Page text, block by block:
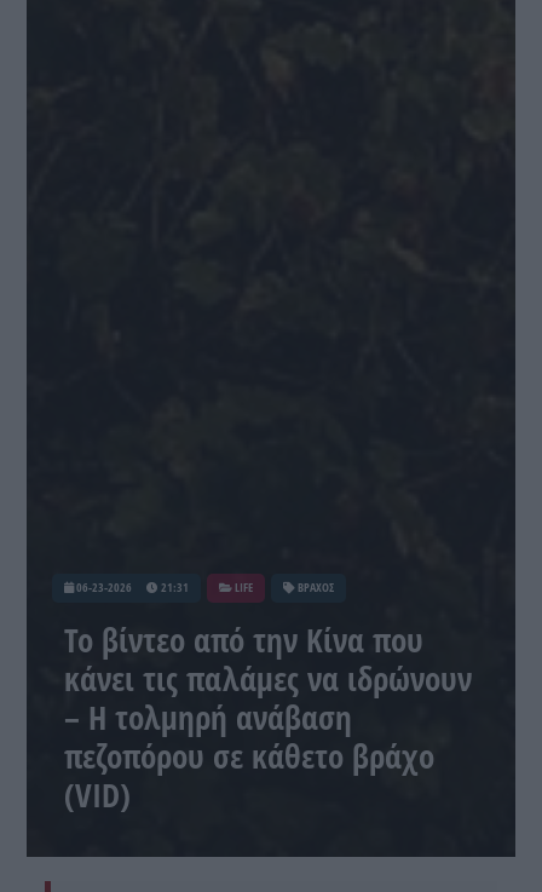
06-23-2026 21:31 LIFE ΒΡΑΧΟΣ
Το βίντεο από την Κίνα που
κάνει τις παλάμες να ιδρώνουν
– Η τολμηρή ανάβαση
πεζοπόρου σε κάθετο βράχο
(VID)